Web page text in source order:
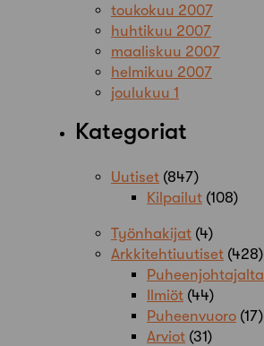
toukokuu 2007
huhtikuu 2007
maaliskuu 2007
helmikuu 2007
joulukuu 1
Kategoriat
Uutiset (847)
Kilpailut (108)
Työnhakijat (4)
Arkkitehtiuutiset (428)
Puheenjohtajalta
Ilmiöt (44)
Puheenvuoro (17)
Arviot (31)